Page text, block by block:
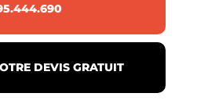
DEVIS GRATUIT